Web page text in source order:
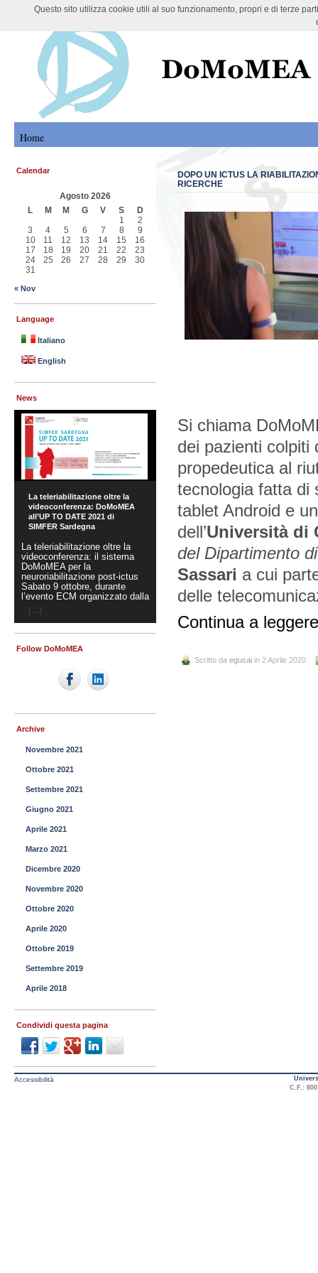
DoMoMEA Project
Home
DOPO UN ICTUS LA
RICERCHE
Si chiama
dei pazienti colpiti
propedeutica al
tecnologia fatta di
tablet Android e
dell’Università di
del Dipartimento
Sassari a cui
delle
Continua a
Scritto da egusai in 2 Aprile 2020
Calendar
Agosto 2026
L
M M G V S
D
1
2
3
4 5 6 7 8
9
10
11 12 13 14 15
16
17
18 19 20 21 22
23
24
25 26 27 28 29
30
31
« Nov
Language
Italiano
English
News
La teleriabilitazione oltre la
videoconferenza: DoMoMEA
all’UP TO DATE 2021 di
SIMFER Sardegna
La teleriabilitazione oltre la
videoconferenza: il sistema
DoMoMEA per la
neuroriabilitazione post-ictus
Sabato 9 ottobre, durante
l’evento ECM organizzato dalla
[…]
Follow DoMoMEA
Archive
Novembre 2021
Ottobre 2021
Settembre 2021
Giugno 2021
Aprile 2021
Marzo 2021
Dicembre 2020
Novembre 2020
Ottobre 2020
Aprile 2020
Ottobre 2019
Settembre 2019
Aprile 2018
Condividi questa pagina
Accessibilità
C.F.:
Questo sito utilizza cookie utili al suo funzionamento, propri e di terze